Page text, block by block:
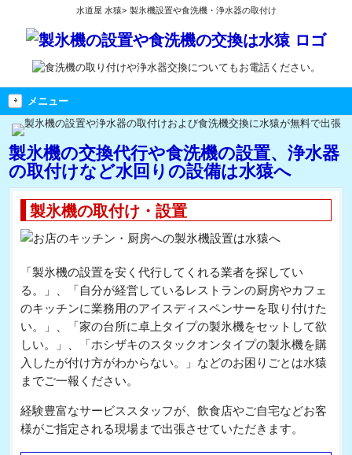
水道屋 水猿> 製氷機設置や食洗機・浄水器の取付け
メニュー
製氷機の交換代行や食洗機の設置、浄水器
の取付けなど水回りの設備は水猿へ
製氷機の取付け・設置
「製氷機の設置を安く代行してくれる業者を探してい
る。」、「自分が経営しているレストランの厨房やカフェ
のキッチンに業務用のアイスディスペンサーを取り付けた
い。」、「家の台所に卓上タイプの製氷機をセットして欲
しい。」、「ホシザキのスタックオンタイプの製氷機を購
入したが付け方がわからない。」などのお困りごとは水猿
までご一報ください。
経験豊富なサービススタッフが、飲食店やご自宅などお客
様がご指定される現場まで出張させていただきます。